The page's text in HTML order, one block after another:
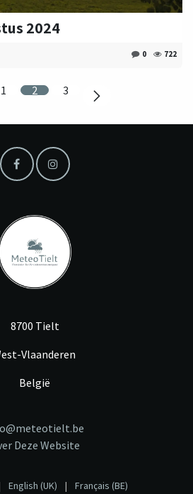
2024
0 722
1 2 3
8700 Tielt
Vlaanderen
België
Deze Website
English (UK) | Français (BE)